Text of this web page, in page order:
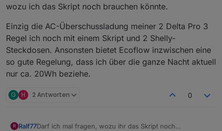
wozu ich das Skript noch brauchen könnte.
Einzig die AC-Überschussladung meiner 2 Delta Pro 3
Regel ich noch mit einem Skript und 2 Shelly-
Steckdosen. Ansonsten bietet Ecoflow inzwischen eine
so gute Regelung, dass ich über die ganze Nacht aktuell
nur ca. 20Wh beziehe.
G H 2 Antworten 0
R Ralf77Darf ich mal fragen, wozu ihr das Skript noch